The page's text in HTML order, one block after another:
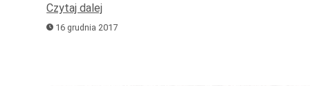
Czytaj dalej
16 grudnia 2017